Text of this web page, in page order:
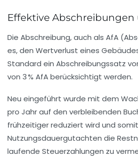
Effektive
Die Abschreibung, auch als AfA
es, den Wertverlust eines
Standard ein Abschreibungssatz
von 3 % AfA berücksichtigt werden.
Neu eingeführt wurde mit dem
pro Jahr auf den verbleibenden
frühzeitiger reduziert wird und
Nutzungsdauergutachten die
laufende Steuerzahlungen zu